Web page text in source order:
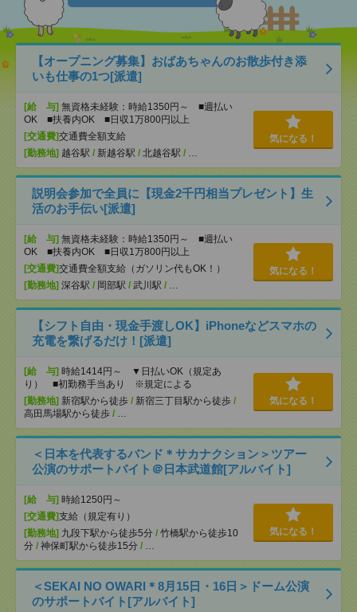
【オープニング募集】おばあちゃんのお散歩付き添
いも仕事の1つ[派遣]
[給 与] 無資格未経験：時給1350円～ ■週払い
OK ■扶養内OK ■日収1万800円以上
[交通費]交通費全額支給
[勤務地] 越谷駅 / 新越谷駅 / 北越谷駅 / …
気になる！
説明会参加で全員に【現金2千円相当プレゼント】生
活のお手伝い[派遣]
[給 与] 無資格未経験：時給1350円～ ■週払い
OK ■扶養内OK ■日収1万800円以上
[交通費]交通費全額支給（ガソリン代もOK！）
[勤務地] 深谷駅 / 岡部駅 / 武川駅 / …
気になる！
【シフト自由・現金手渡しOK】iPhoneなどスマホの
充電を繋げるだけ！[派遣]
[給 与] 時給1414円～ ▼日払いOK（規定あ
り） ■初勤務手当あり ※規定による
[勤務地] 新宿駅から徒歩 / 新宿三丁目駅から徒歩 /
高田馬場駅から徒歩 / …
気になる！
＜日本を代表するバンド＊サカナクション＞ツアー
公演のサポートバイト＠日本武道館[アルバイト]
[給 与] 時給1250円～
[交通費]支給（規定有り）
[勤務地] 九段下駅から徒歩5分 / 竹橋駅から徒歩10
分 / 神保町駅から徒歩15分 / …
気になる！
＜SEKAI NO OWARI＊8月15日・16日＞ドーム公演
のサポートバイト[アルバイト]